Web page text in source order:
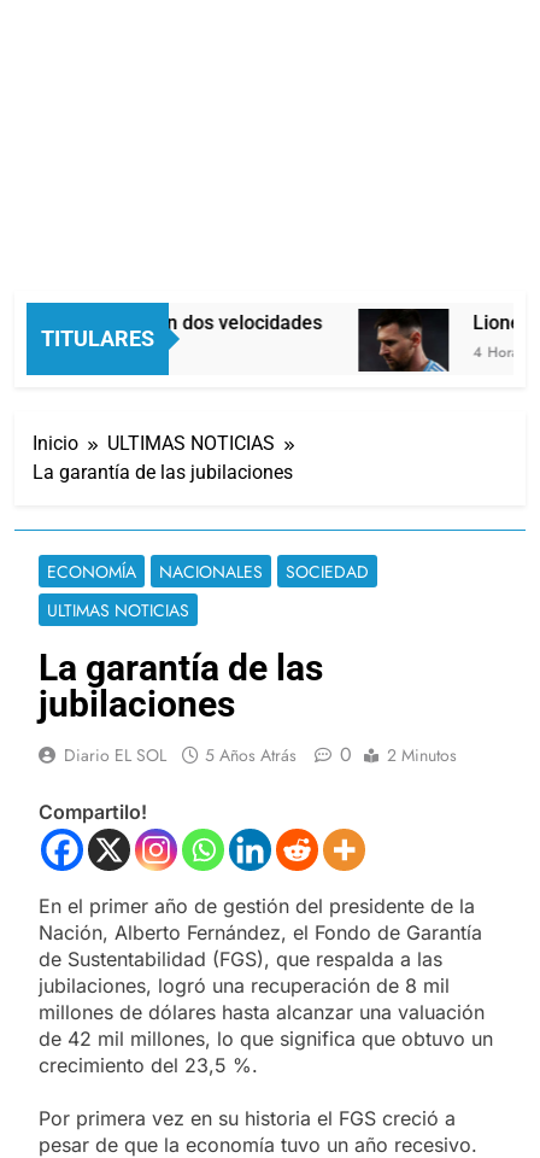
TITULARES
Economía en dos velocidades
4 Horas Atrás
Lionel
4 Horas
Inicio
ULTIMAS NOTICIAS
La garantía de las jubilaciones
ECONOMÍA NACIONALES
SOCIEDAD
ULTIMAS NOTICIAS
La garantía de las
jubilaciones
Diario EL SOL 5 Años Atrás 0 2 Minutos
Compartilo!
En el primer año de gestión del presidente de la
Nación, Alberto Fernández, el Fondo de Garantía
de Sustentabilidad (FGS), que respalda a las
jubilaciones, logró una recuperación de 8 mil
millones de dólares hasta alcanzar una valuación
de 42 mil millones, lo que significa que obtuvo un
crecimiento del 23,5 %.
Por primera vez en su historia el FGS creció a
pesar de que la economía tuvo un año recesivo.